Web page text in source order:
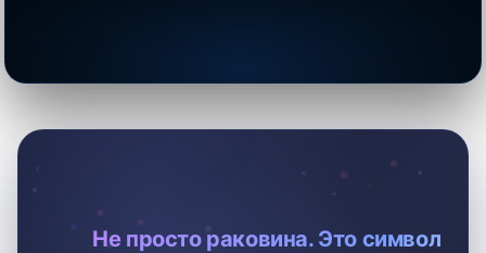
Устрица во сне: жемчужина,
рождённая из песчинки
Не просто раковина. Это символ